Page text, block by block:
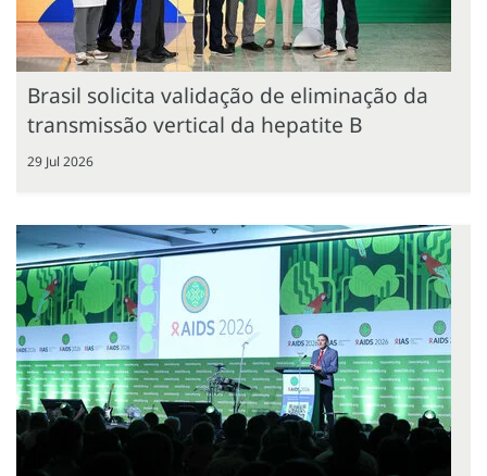
Brasil solicita validação de eliminação da
transmissão vertical da hepatite B
29 Jul 2026